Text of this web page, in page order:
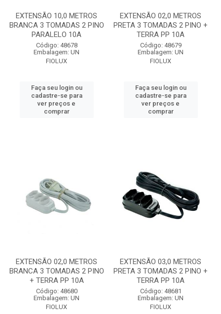
EXTENSÃO 10,0 METROS
BRANCA 3 TOMADAS 2 PINO
PARALELO 10A
Código: 48678
Embalagem: UN
FIOLUX
Faça seu login ou
cadastre-se para
ver preços e
comprar
EXTENSÃO 02,0 METROS
PRETA 3 TOMADAS 2 PINO +
TERRA PP 10A
Código: 48679
Embalagem: UN
FIOLUX
Faça seu login ou
cadastre-se para
ver preços e
comprar
EXTENSÃO 02,0 METROS
BRANCA 3 TOMADAS 2 PINO
+ TERRA PP 10A
Código: 48680
Embalagem: UN
FIOLUX
EXTENSÃO 03,0 METROS
PRETA 3 TOMADAS 2 PINO +
TERRA PP 10A
Código: 48681
Embalagem: UN
FIOLUX